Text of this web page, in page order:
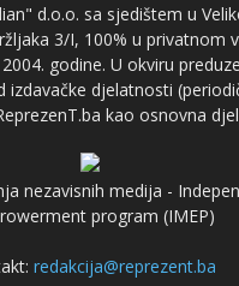
d.o.o. sa sjedištem u
3/I, 100% u privatnom
godine. U okviru
izdavačke djelatnosti
kao osnovna
nezavisnih medija -
program (IMEP)
redakcija@reprezent.ba